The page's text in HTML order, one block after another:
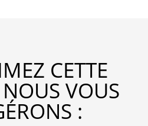
CETTE
VOUS
: